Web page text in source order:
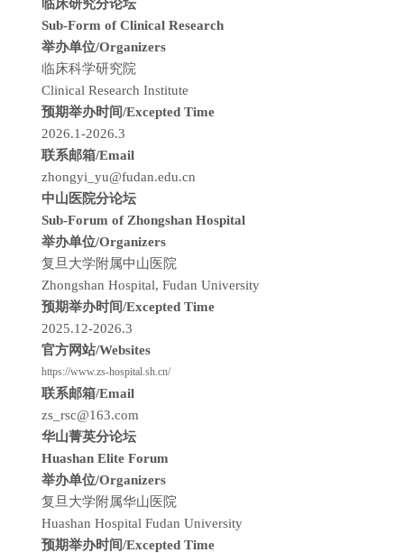
海内外英才
临床研究分论坛
Sub-Form of Clinical Research
举办单位/Organizers
临床科学研究院
Clinical Research Institute
预期举办时间/Excepted Time
2026.1-2026.3
联系邮箱/Email
zhongyi_yu@fudan.edu.cn
中山医院分论坛
Sub-Forum of Zhongshan Hospital
举办单位/Organizers
复旦大学附属中山医院
Zhongshan Hospital, Fudan University
预期举办时间/Excepted Time
2025.12-2026.3
官方网站/Websites
https://www.zs-hospital.sh.cn/
联系邮箱/Email
zs_rsc@163.com
华山菁英分论坛
Huashan Elite Forum
举办单位/Organizers
复旦大学附属华山医院
Huashan Hospital Fudan University
预期举办时间/Excepted Time